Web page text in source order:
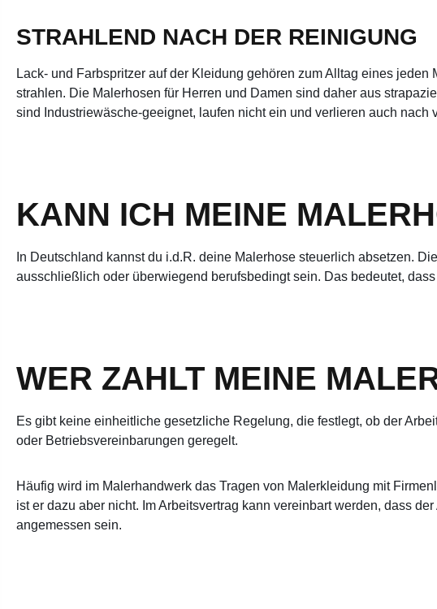
STRAHLEND NACH DER REINIGUNG
Lack- und Farbspritzer auf der Kleidung gehören zum Alltag eines
strahlen. Die Malerhosen für Herren und Damen sind daher aus
sind Industriewäsche-geeignet, laufen nicht ein und verlieren auch nach
KANN ICH MEINE
In Deutschland kannst du i.d.R. deine Malerhose steuerlich absetzen.
ausschließlich oder überwiegend berufsbedingt sein. Das bedeutet,
WER ZAHLT MEINE
Es gibt keine einheitliche gesetzliche Regelung, die festlegt, ob der
oder Betriebsvereinbarungen geregelt.
Häufig wird im Malerhandwerk das Tragen von Malerkleidung mit
ist er dazu aber nicht. Im Arbeitsvertrag kann vereinbart werden, dass
angemessen sein.